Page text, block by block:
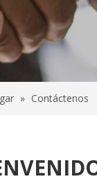
» Contáctenos